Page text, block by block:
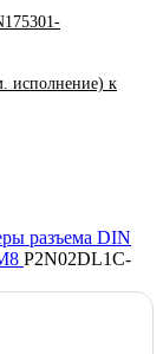
исполнение) к
разъема DIN
P2N02DL1C-